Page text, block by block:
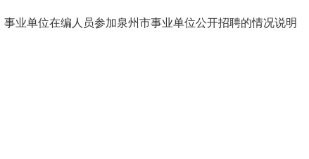
事业单位在编人员参加泉州市事业单位公开招聘的情况说明